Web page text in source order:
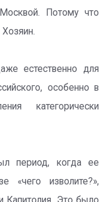
Потому что
естественно для
особенно в
категорически
период, когда ее
«чего изволите?»,